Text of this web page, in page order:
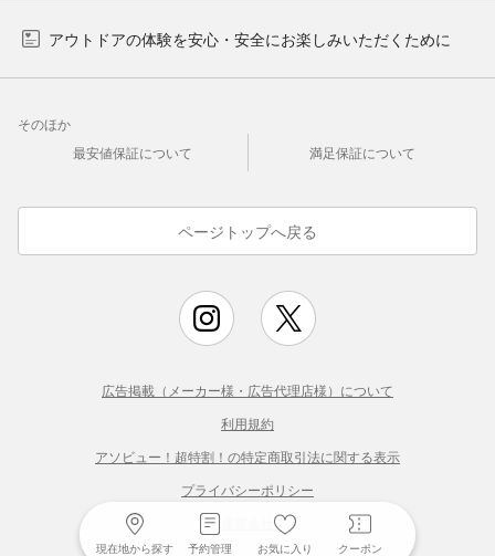
現在地から探す 予約管理 お気に入り クーポン
アウトドアの体験を安心・安全にお楽しみいただくために
そのほか
最安値保証について
満足保証について
ページトップへ戻る
広告掲載（メーカー様・広告代理店様）について
利用規約
アソビュー！超特割！の特定商取引法に関する表示
プライバシーポリシー